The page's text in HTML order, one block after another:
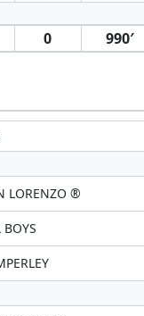
0 990′
LORENZO ®
BOYS